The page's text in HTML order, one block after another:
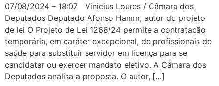
07/08/2024 – 18:07 Vinicius Loures / Câmara dos
Deputados Deputado Afonso Hamm, autor do projeto
de lei O Projeto de Lei 1268/24 permite a contratação
temporária, em caráter excepcional, de profissionais de
saúde para substituir servidor em licença para se
candidatar ou exercer mandato eletivo. A Câmara dos
Deputados analisa a proposta. O autor, […]